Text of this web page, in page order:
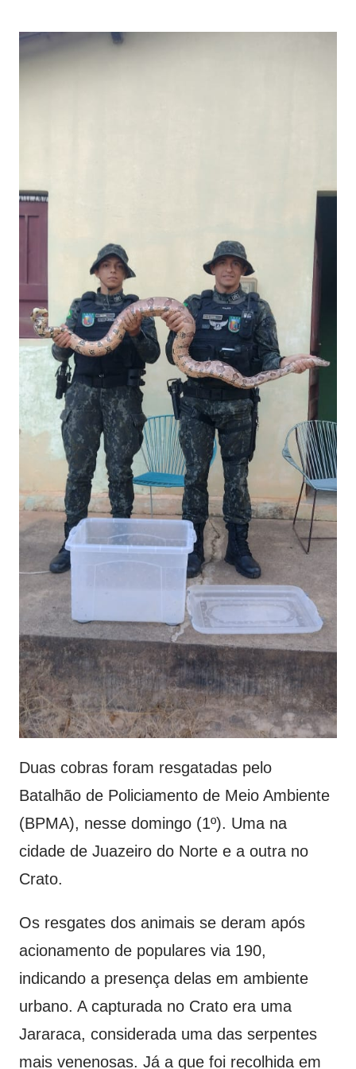
Duas cobras foram resgatadas pelo
Batalhão de Policiamento de Meio Ambiente
(BPMA), nesse domingo (1º). Uma na
cidade de Juazeiro do Norte e a outra no
Crato.
Os resgates dos animais se deram após
acionamento de populares via 190,
indicando a presença delas em ambiente
urbano. A capturada no Crato era uma
Jararaca, considerada uma das serpentes
mais venenosas. Já a que foi recolhida em